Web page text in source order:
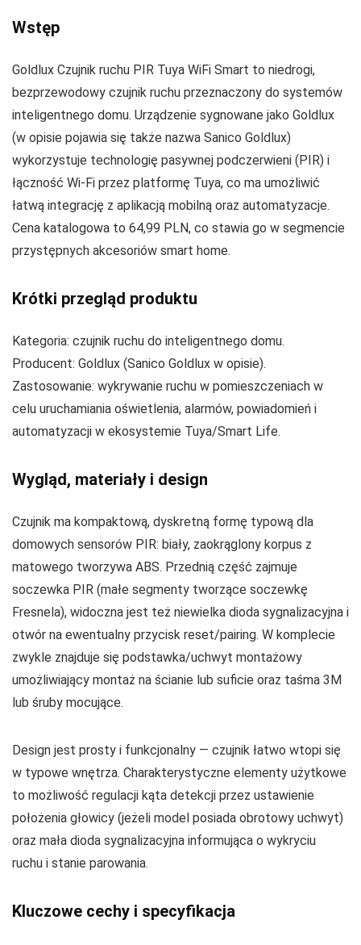
Wstęp
Goldlux Czujnik ruchu PIR Tuya WiFi Smart to niedrogi,
bezprzewodowy czujnik ruchu przeznaczony do systemów
inteligentnego domu. Urządzenie sygnowane jako Goldlux
(w opisie pojawia się także nazwa Sanico Goldlux)
wykorzystuje technologię pasywnej podczerwieni (PIR) i
łączność Wi‑Fi przez platformę Tuya, co ma umożliwić
łatwą integrację z aplikacją mobilną oraz automatyzacje.
Cena katalogowa to 64,99 PLN, co stawia go w segmencie
przystępnych akcesoriów smart home.
Krótki przegląd produktu
Kategoria: czujnik ruchu do inteligentnego domu.
Producent: Goldlux (Sanico Goldlux w opisie).
Zastosowanie: wykrywanie ruchu w pomieszczeniach w
celu uruchamiania oświetlenia, alarmów, powiadomień i
automatyzacji w ekosystemie Tuya/Smart Life.
Wygląd, materiały i design
Czujnik ma kompaktową, dyskretną formę typową dla
domowych sensorów PIR: biały, zaokrąglony korpus z
matowego tworzywa ABS. Przednią część zajmuje
soczewka PIR (małe segmenty tworzące soczewkę
Fresnela), widoczna jest też niewielka dioda sygnalizacyjna i
otwór na ewentualny przycisk reset/pairing. W komplecie
zwykle znajduje się podstawka/uchwyt montażowy
umożliwiający montaż na ścianie lub suficie oraz taśma 3M
lub śruby mocujące.
Design jest prosty i funkcjonalny — czujnik łatwo wtopi się
w typowe wnętrza. Charakterystyczne elementy użytkowe
to możliwość regulacji kąta detekcji przez ustawienie
położenia głowicy (jeżeli model posiada obrotowy uchwyt)
oraz mała dioda sygnalizacyjna informująca o wykryciu
ruchu i stanie parowania.
Kluczowe cechy i specyfikacja